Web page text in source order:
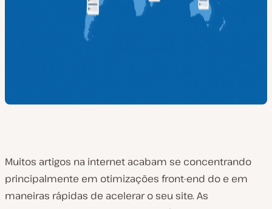
Muitos artigos na internet acabam se concentrando
principalmente em otimizações front-end do e em
maneiras rápidas de acelerar o seu site. As